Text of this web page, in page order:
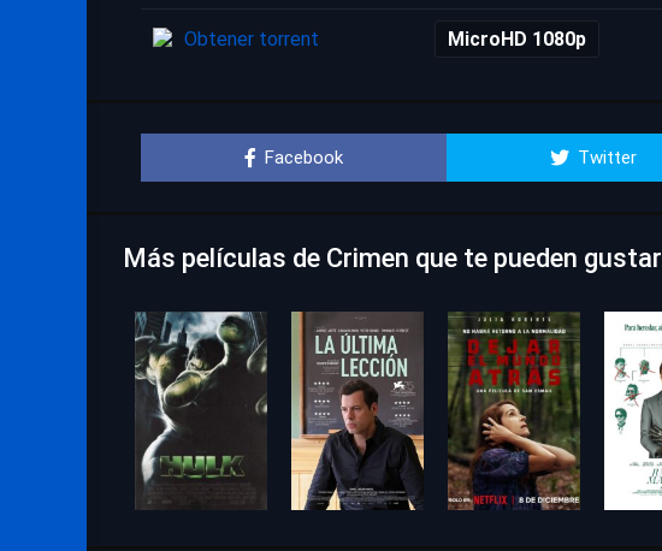
Obtener torrent MicroHD 1080p
Facebook Twitter
Más películas de Crimen que te pueden gustar